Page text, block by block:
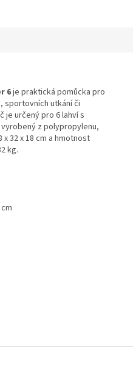
6je praktická pomůcka pro
sportovních utkání či
je určený pro 6 lahví s
z polypropylenu,
32 x 18 cm a hmotnost
kg.